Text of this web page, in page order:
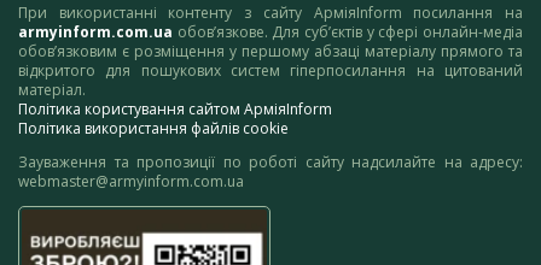
При використанні контенту з сайту АрміяInform посилання на
armyinform.com.ua обов’язкове. Для суб’єктів у сфері онлайн-медіа
обов’язковим є розміщення у першому абзаці матеріалу прямого та
відкритого для пошукових систем гіперпосилання на цитований
матеріал.
Політика користування сайтом АрміяInform
Політика використання файлів cookie
Зауваження та пропозиції по роботі сайту надсилайте на адресу:
webmaster@armyinform.com.ua